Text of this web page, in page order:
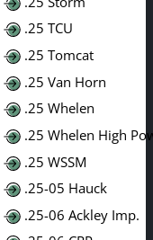
.25 TCU
.25 Tomcat
.25 Van Horn
.25 Whelen
.25 Whelen High
.25 WSSM
.25-05 Hauck
.25-06 Ackley Imp.